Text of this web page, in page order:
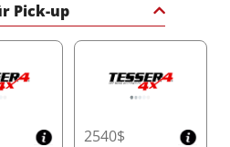
Pick-up
2540$